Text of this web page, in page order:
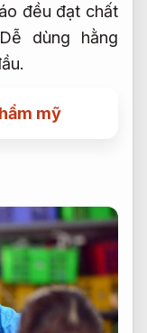
đều đạt chất
Dễ dùng hằng
mỹ